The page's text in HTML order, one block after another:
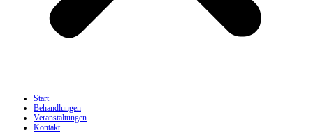
Start
Behandlungen
Veranstaltungen
Kontakt